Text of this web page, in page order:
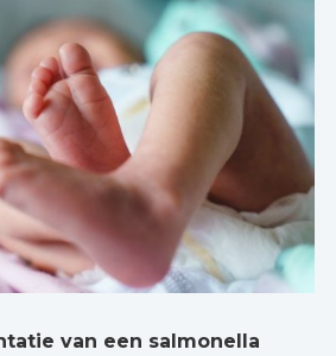
van een salmonella